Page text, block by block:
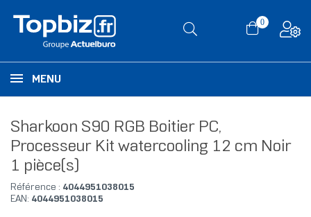
0
MENU
Sharkoon S90 RGB Boitier PC,
Processeur Kit watercooling 12 cm Noir
1 pièce(s)
Référence : 4044951038015
EAN: 4044951038015